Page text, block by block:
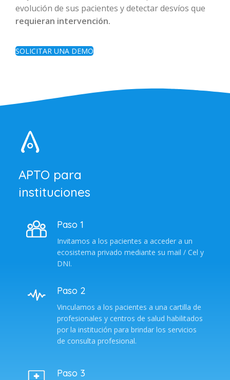
evolución de sus pacientes y detectar desvíos que
requieran intervención.
SOLICITAR UNA DEMO
APTO para
instituciones
Paso 1
Invitamos a los pacientes a acceder a un
ecosistema privado mediante su mail / Cel y
DNI.
Paso 2
Vinculamos a los pacientes a una cartilla de
profesionales y centros de salud habilitados
por la institución para brindar los servicios
de consulta profesional.
Paso 3